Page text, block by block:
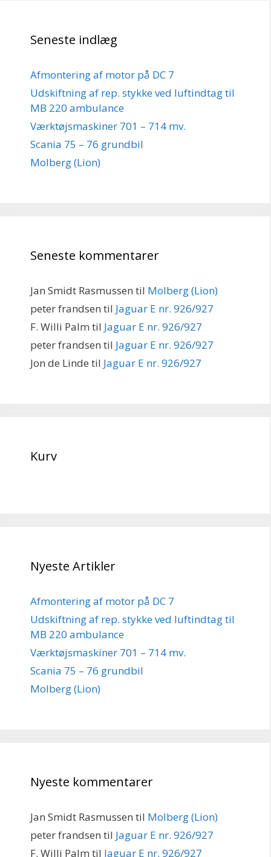
Seneste indlæg
Afmontering af motor på DC 7
Udskiftning af rep. stykke ved luftindtag til
MB 220 ambulance
Værktøjsmaskiner 701 – 714 mv.
Scania 75 – 76 grundbil
Molberg (Lion)
Seneste kommentarer
Jan Smidt Rasmussen til Molberg (Lion)
peter frandsen til Jaguar E nr. 926/927
F. Willi Palm til Jaguar E nr. 926/927
peter frandsen til Jaguar E nr. 926/927
Jon de Linde til Jaguar E nr. 926/927
Kurv
Nyeste Artikler
Afmontering af motor på DC 7
Udskiftning af rep. stykke ved luftindtag til
MB 220 ambulance
Værktøjsmaskiner 701 – 714 mv.
Scania 75 – 76 grundbil
Molberg (Lion)
Nyeste kommentarer
Jan Smidt Rasmussen til Molberg (Lion)
peter frandsen til Jaguar E nr. 926/927
F. Willi Palm til Jaguar E nr. 926/927